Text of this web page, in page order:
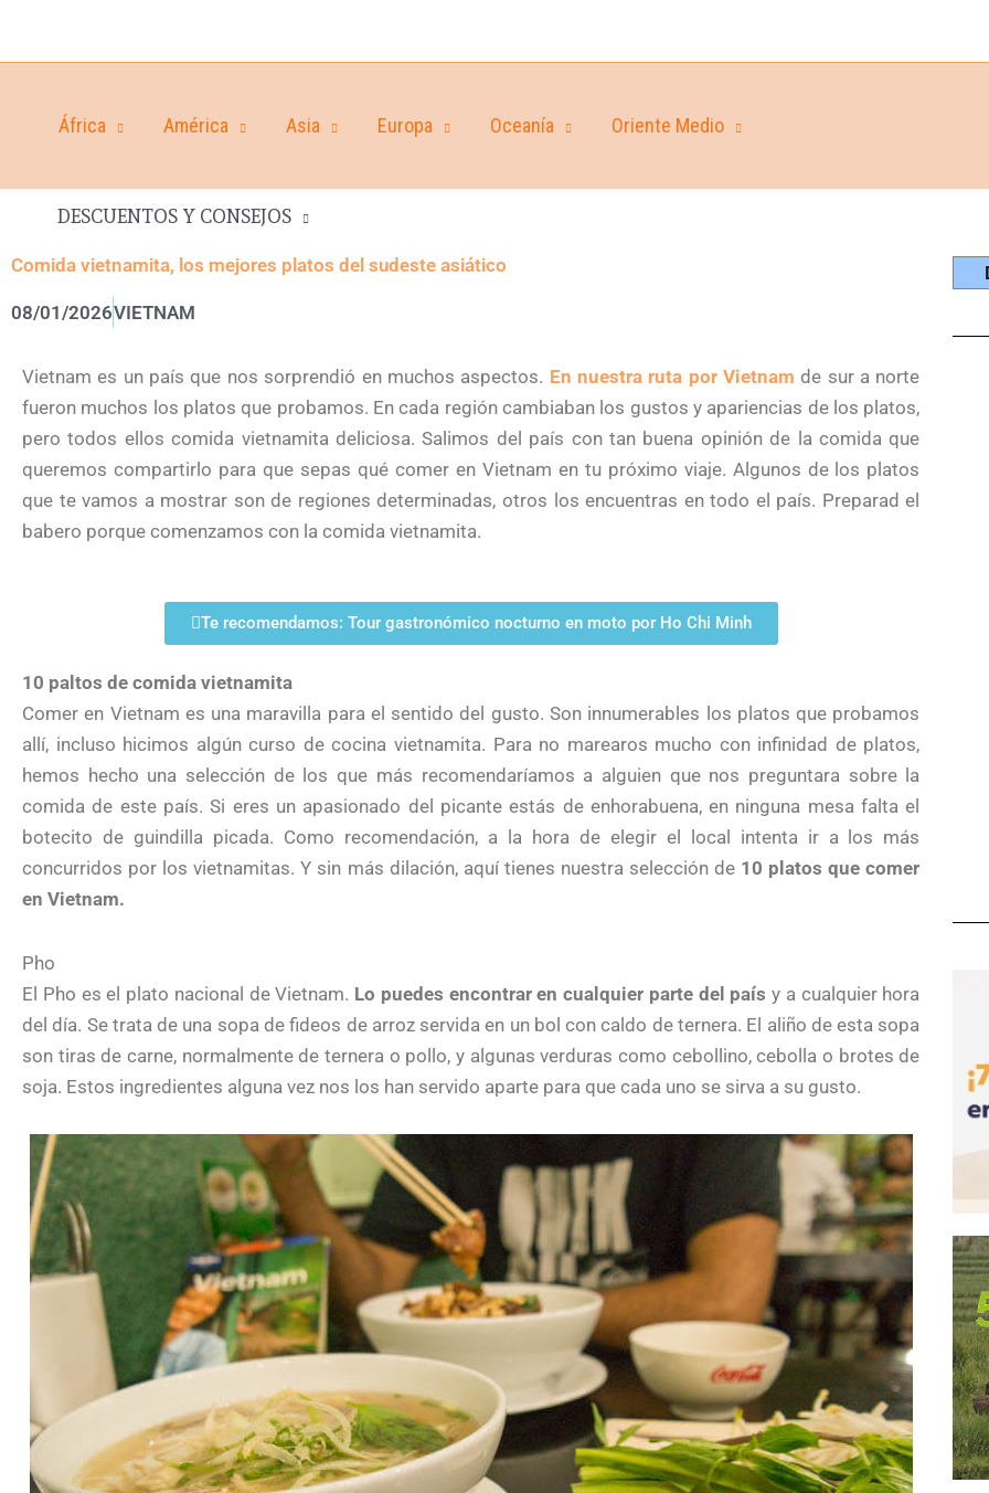
África América Asia Europa Oceanía Oriente Medio
DESCUENTOS Y CONSEJOS
Comida vietnamita, los mejores platos del sudeste asiático
08/01/2026VIETNAM
Vietnam es un país que nos sorprendió en muchos aspectos. En nuestra ruta por Vietnam de sur a norte
fueron muchos los platos que probamos. En cada región cambiaban los gustos y apariencias de los platos,
pero todos ellos comida vietnamita deliciosa. Salimos del país con tan buena opinión de la comida que
queremos compartirlo para que sepas qué comer en Vietnam en tu próximo viaje. Algunos de los platos
que te vamos a mostrar son de regiones determinadas, otros los encuentras en todo el país. Preparad el
babero porque comenzamos con la comida vietnamita.
Te recomendamos: Tour gastronómico nocturno en moto por Ho Chi Minh
10 paltos de comida vietnamita
Comer en Vietnam es una maravilla para el sentido del gusto. Son innumerables los platos que probamos
allí, incluso hicimos algún curso de cocina vietnamita. Para no marearos mucho con infinidad de platos,
hemos hecho una selección de los que más recomendaríamos a alguien que nos preguntara sobre la
comida de este país. Si eres un apasionado del picante estás de enhorabuena, en ninguna mesa falta el
botecito de guindilla picada. Como recomendación, a la hora de elegir el local intenta ir a los más
concurridos por los vietnamitas. Y sin más dilación, aquí tienes nuestra selección de 10 platos que comer
en Vietnam.
Pho
El Pho es el plato nacional de Vietnam. Lo puedes encontrar en cualquier parte del país y a cualquier hora
del día. Se trata de una sopa de fideos de arroz servida en un bol con caldo de ternera. El aliño de esta sopa
son tiras de carne, normalmente de ternera o pollo, y algunas verduras como cebollino, cebolla o brotes de
soja. Estos ingredientes alguna vez nos los han servido aparte para que cada uno se sirva a su gusto.